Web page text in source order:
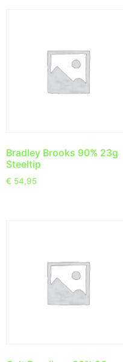
Bradley Brooks 90% 23g
Steeltip
€ 54,95